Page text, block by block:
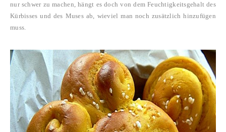
nur schwer zu machen, hängt es doch von dem Feuchtigkeitsgehalt des
Kürbisses und des Muses ab, wieviel man noch zusätzlich hinzufügen
muss.